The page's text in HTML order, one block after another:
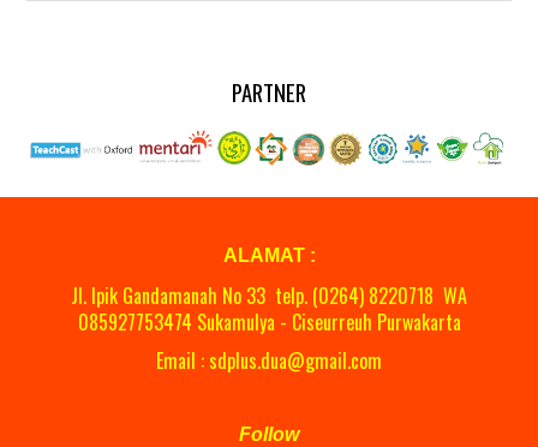
PARTNER
ALAMAT :
Jl. Ipik Gandamanah No 33 telp. (0264) 8220718 WA
085927753474 Sukamulya - Ciseurreuh Purwakarta
Email : sdplus.dua@gmail.com
Follow